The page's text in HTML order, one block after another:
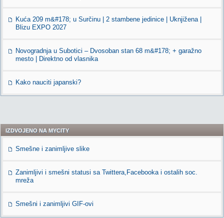
Kuća 209 m&#178; u Surčinu | 2 stambene jedinice | Uknjižena |
Blizu EXPO 2027
Novogradnja u Subotici – Dvosoban stan 68 m&#178; + garažno
mesto | Direktno od vlasnika
Kako nauciti japanski?
IZDVOJENO NA MYCITY
Smešne i zanimljive slike
Zanimljivi i smešni statusi sa Twittera,Facebooka i ostalih soc.
mreža
Smešni i zanimljivi GIF-ovi